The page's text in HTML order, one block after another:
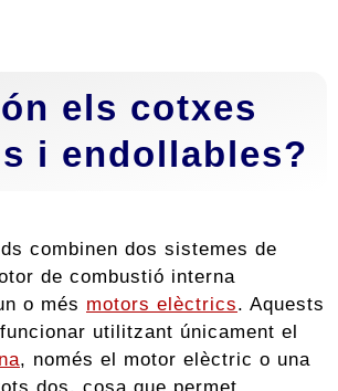
els cotxes
i endollables?
combinen dos sistemes de
de combustió interna
o més motors elèctrics. Aquests
utilitzant únicament el
, només el motor elèctric o una